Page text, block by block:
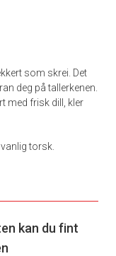
som skrei. Det
deg på tallerkenen.
med frisk dill, kler
torsk.
kan du fint